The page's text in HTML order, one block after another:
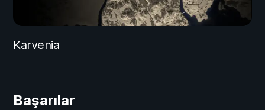
Karvenia
Başarılar